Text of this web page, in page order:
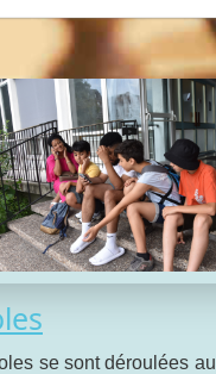
se sont déroulées